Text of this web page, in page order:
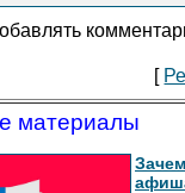
[
материалы